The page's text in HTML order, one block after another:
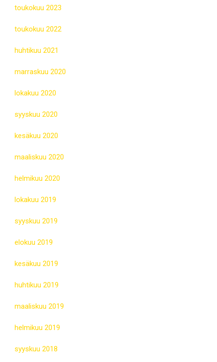
toukokuu 2023
toukokuu 2022
huhtikuu 2021
marraskuu 2020
lokakuu 2020
syyskuu 2020
kesäkuu 2020
maaliskuu 2020
helmikuu 2020
lokakuu 2019
syyskuu 2019
elokuu 2019
kesäkuu 2019
huhtikuu 2019
maaliskuu 2019
helmikuu 2019
syyskuu 2018